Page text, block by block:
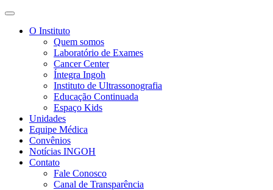
O Instituto
Quem somos
Laboratório de Exames
Cancer Center
Íntegra Ingoh
Instituto de Ultrassonografia
Educação Continuada
Espaço Kids
Unidades
Equipe Médica
Convênios
Notícias INGOH
Contato
Fale Conosco
Canal de Transparência